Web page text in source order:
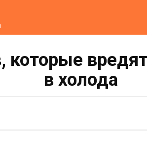
которые
в холода